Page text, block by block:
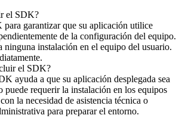
el SDK?
garantizar que su aplicación utilice
de la configuración del equipo.
ninguna instalación en el equipo del usuario.
el SDK?
ayuda a que su aplicación desplegada sea
puede requerir la instalación en los equipos
la necesidad de asistencia técnica o
para preparar el entorno.